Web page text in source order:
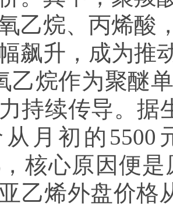
乙烷、丙烯酸
飙升，成为推
乙烷作为聚醚
持续传导。据
月初的5500
，核心原因便
乙烯外盘价格